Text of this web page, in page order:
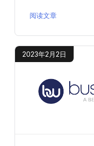
阅读文章
2023年2月2日